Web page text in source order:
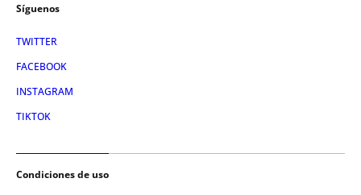
Síguenos
TWITTER
FACEBOOK
INSTAGRAM
TIKTOK
Condiciones de uso